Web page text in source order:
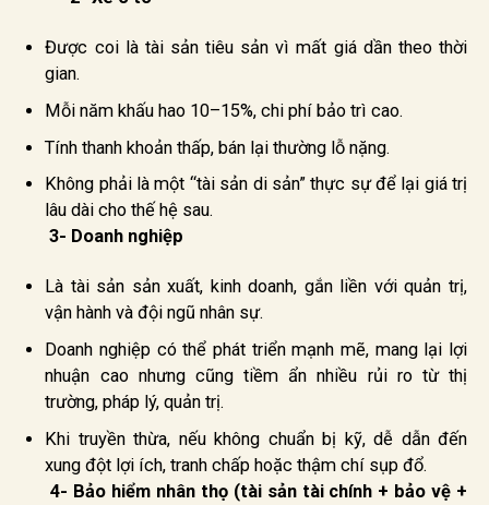
Được coi là tài sản tiêu sản vì mất giá dần theo thời
gian.
Mỗi năm khấu hao 10–15%, chi phí bảo trì cao.
Tính thanh khoản thấp, bán lại thường lỗ nặng.
Không phải là một “tài sản di sản” thực sự để lại giá trị
lâu dài cho thế hệ sau.
3- Doanh nghiệp
Là tài sản sản xuất, kinh doanh, gắn liền với quản trị,
vận hành và đội ngũ nhân sự.
Doanh nghiệp có thể phát triển mạnh mẽ, mang lại lợi
nhuận cao nhưng cũng tiềm ẩn nhiều rủi ro từ thị
trường, pháp lý, quản trị.
Khi truyền thừa, nếu không chuẩn bị kỹ, dễ dẫn đến
xung đột lợi ích, tranh chấp hoặc thậm chí sụp đổ.
4- Bảo hiểm nhân thọ (tài sản tài chính + bảo vệ +